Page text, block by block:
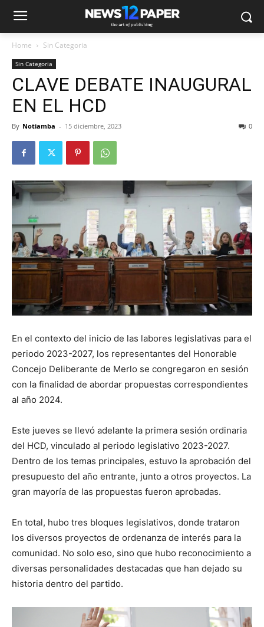
Home Sin Categoria
Sin Categoria
CLAVE DEBATE INAUGURAL
EN EL HCD
By Notiamba - 15 diciembre, 2023 0
En el contexto del inicio de las labores legislativas para el
periodo 2023-2027, los representantes del Honorable
Concejo Deliberante de Merlo se congregaron en sesión
con la finalidad de abordar propuestas correspondientes
al año 2024.
Este jueves se llevó adelante la primera sesión ordinaria
del HCD, vinculado al periodo legislativo 2023-2027.
Dentro de los temas principales, estuvo la aprobación del
presupuesto del año entrante, junto a otros proyectos. La
gran mayoría de las propuestas fueron aprobadas.
En total, hubo tres bloques legislativos, donde trataron
los diversos proyectos de ordenanza de interés para la
comunidad. No solo eso, sino que hubo reconocimiento a
diversas personalidades destacadas que han dejado su
historia dentro del partido.